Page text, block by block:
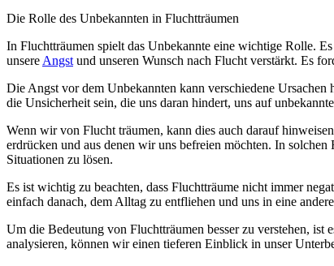
Die Rolle des Unbekannten in Fluchtträumen
In Fluchtträumen spielt das Unbekannte eine wichtige Rolle.
unsere Angst und unseren Wunsch nach Flucht verstärkt. Es
Die Angst vor dem Unbekannten kann verschiedene
die Unsicherheit sein, die uns daran hindert, uns auf
Wenn wir von Flucht träumen, kann dies auch darauf
erdrücken und aus denen wir uns befreien möchten. In
Situationen zu lösen.
Es ist wichtig zu beachten, dass Fluchtträume nicht immer
einfach danach, dem Alltag zu entfliehen und uns in eine andere
Um die Bedeutung von Fluchtträumen besser zu verstehen, ist
analysieren, können wir einen tieferen Einblick in unser